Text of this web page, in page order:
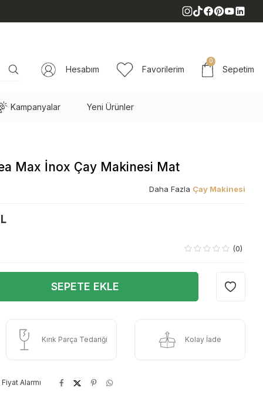
Hesabım Favorilerim
0
Sepetim
Kampanyalar Yeni Ürünler
Max İnox Çay Makinesi Mat
Daha Fazla Çay Makinesi
(0)
SEPETE EKLE
Kırık Parça Tedariği Kolay İade
Fiyat Alarmı